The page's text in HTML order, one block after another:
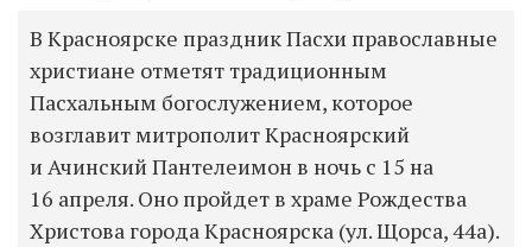
В Красноярске праздник Пасхи православные
христиане отметят традиционным
Пасхальным богослужением, которое
возглавит митрополит Красноярский
и Ачинский Пантелеимон в ночь с 15 на
16 апреля. Оно пройдет в храме Рождества
Христова города Красноярска (ул. Щорса, 44а).